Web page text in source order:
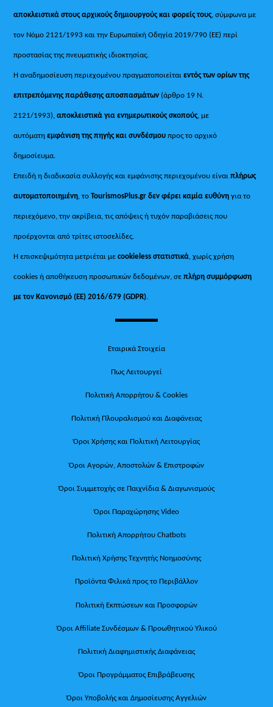
αποκλειστικά στους αρχικούς δημιουργούς και φορείς τους, σύμφωνα με
τον Νόμο 2121/1993 και την Ευρωπαϊκή Οδηγία 2019/790 (ΕΕ) περί
προστασίας της πνευματικής ιδιοκτησίας.
Η αναδημοσίευση περιεχομένου πραγματοποιείταιεντός των ορίων της
επιτρεπόμενης παράθεσης αποσπασμάτων (άρθρο 19 Ν.
2121/1993), αποκλειστικά για ενημερωτικούς σκοπούς, με
αυτόματηεμφάνιση της πηγής και συνδέσμου προς το αρχικό
δημοσίευμα.
Επειδή η διαδικασία συλλογής και εμφάνισης περιεχομένου είναιπλήρως
αυτοματοποιημένη, τοTourismosPlus.gr δεν φέρει καμία ευθύνη για το
περιεχόμενο, την ακρίβεια, τις απόψεις ή τυχόν παραβιάσεις που
προέρχονται από τρίτες ιστοσελίδες.
Η επισκεψιμότητα μετριέται μεcookieless στατιστικά, χωρίς χρήση
cookies ή αποθήκευση προσωπικών δεδομένων, σεπλήρη συμμόρφωση
με τον Κανονισμό (ΕΕ) 2016/679 (GDPR).
Εταιρικά Στοιχεία
Πως Λειτουργεί
Πολιτική Απορρήτου & Cookies
Πολιτική Πλουραλισμού και Διαφάνειας
Όροι Χρήσης και Πολιτική Λειτουργίας
Όροι Αγορών, Αποστολών & Επιστροφών
Όροι Συμμετοχής σε Παιχνίδια & Διαγωνισμούς
Όροι Παραχώρησης Video
Πολιτική Απορρήτου Chatbots
Πολιτική Χρήσης Τεχνητής Νοημοσύνης
Προϊόντα Φιλικά προς το Περιβάλλον
Πολιτική Εκπτώσεων και Προσφορών
Όροι Affiliate Συνδέσμων & Προωθητικού Υλικού
Πολιτική Διαφημιστικής Διαφάνειας
Όροι Προγράμματος Επιβράβευσης
Όροι Υποβολής και Δημοσίευσης Αγγελιών